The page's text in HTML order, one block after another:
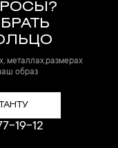
металлах,размерах
образ
19-12